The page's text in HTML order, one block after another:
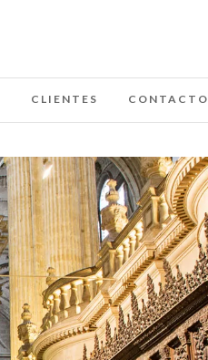
CLIENTES CONTACTO